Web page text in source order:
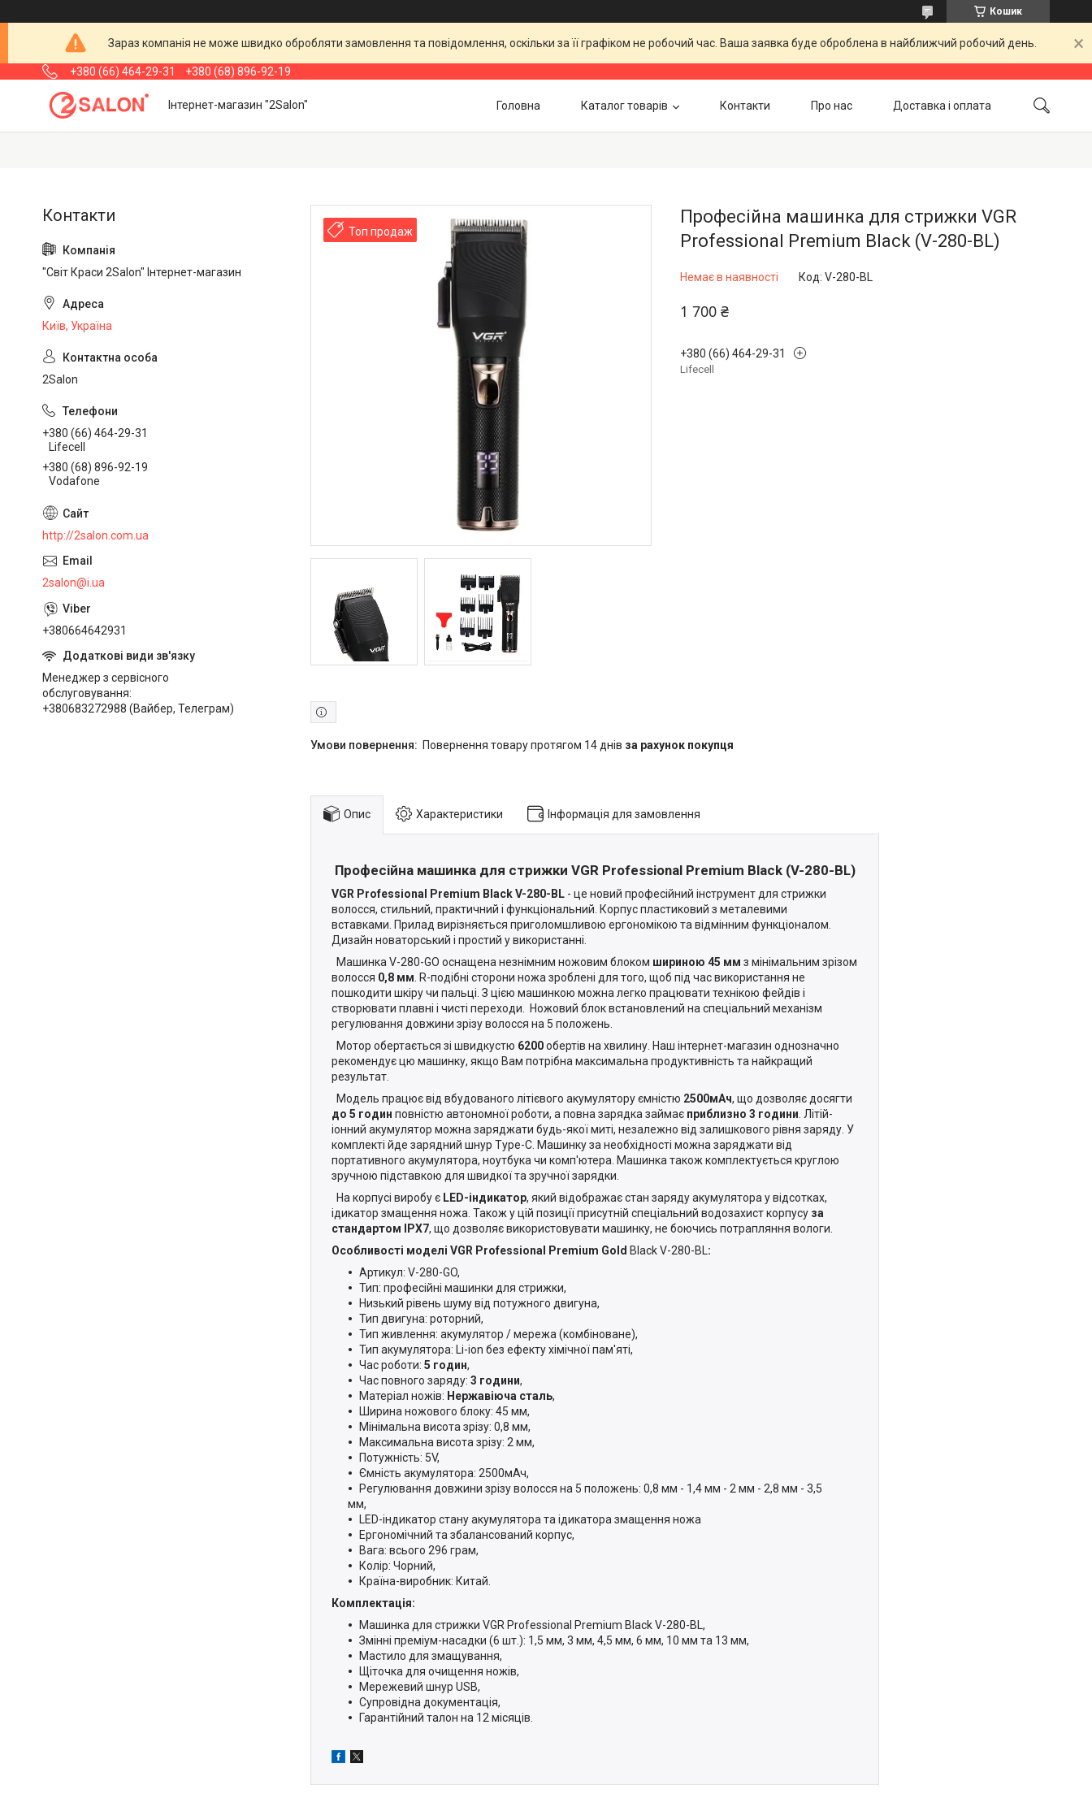
Кошик
Зараз компанія не може швидко обробляти замовлення та повідомлення, оскільки за її графіком не робочий час. Ваша заявка буде оброблена в найближчий робочий день.
+380 (66) 464-29-31 +380 (68) 896-92-19
Інтернет-магазин "2Salon" Головна Каталог товарів Контакти Про нас Доставка і оплата
Топ продаж
Професійна машинка для стрижки VGR
Professional Premium Black (V-280-BL)
Немає в наявності Код: V-280-BL
1 700 ₴
+380 (66) 464-29-31
Lifecell
повернення товару протягом 14 днів за рахунок покупця
Опис Характеристики Інформація для замовлення
Професійна машинка для стрижки VGR Professional Premium Black (V-280-BL)
VGR Professional Premium Black V-280-BL - це новий професійний інструмент для стрижки
волосся, стильний, практичний і функціональний. Корпус пластиковий з металевими
вставками. Прилад вирізняється приголомшливою ергономікою та відмінним функціоналом.
Дизайн новаторський і простий у використанні.
Машинка V-280-GO оснащена незнімним ножовим блоком шириною 45 мм з мінімальним зрізом
волосся 0,8 мм . R-подібні сторони ножа зроблені для того, щоб під час використання не
пошкодити шкіру чи пальці. З цією машинкою можна легко працювати технікою фейдів і
створювати плавні і чисті переходи. Ножовий блок встановлений на спеціальний механізм
регулювання довжини зрізу волосся на 5 положень.
Мотор обертається зі швидкустю 6200обертів на хвилину. Наш інтернет-магазин однозначно
рекомендує цю машинку, якщо Вам потрібна максимальна продуктивність та найкращий
результат.
Модель працює від вбудованого літієвого акумулятору ємністю 2500мАч, що дозволяє досягти
до 5 годин повністю автономної роботи, а повна зарядка займає приблизно 3 години . Літій-
іонний акумулятор можна заряджати будь-якої миті, незалежно від залишкового рівня заряду. У
комплекті йде зарядний шнур Type-C. Машинку за необхідності можна заряджати від
портативного акумулятора, ноутбука чи комп'ютера. Машинка також комплектується круглою
зручною підставкою для швидкої та зручної зарядки.
На корпусі виробу є LED-індикатор, який відображає стан заряду акумулятора у відсотках,
ідикатор змащення ножа. Також у цій позиції присутній спеціальний водозахист корпусу за
стандартом IPX7, що дозволяє використовувати машинку, не боючись потрапляння вологи.
Особливості моделі VGR Professional Premium Gold Black V-280-BL:
Артикул: V-280-GO,
Тип: професійні машинки для стрижки,
Низький рівень шуму від потужного двигуна,
Тип двигуна: роторний,
Тип живлення: акумулятор / мережа (комбіноване),
Тип акумулятора: Li-ion без ефекту хімічної пам'яті,
Час роботи: 5 годин,
Час повного заряду: 3 години,
Матеріал ножів: Нержавіюча сталь,
Ширина ножового блоку: 45 мм,
Мінімальна висота зрізу: 0,8 мм,
Максимальна висота зрізу: 2 мм,
Потужність: 5V,
Ємність акумулятора: 2500мАч,
Регулювання довжини зрізу волосся на 5 положень: 0,8 мм - 1,4 мм - 2 мм - 2,8 мм - 3,5
мм,
LED-індикатор стану акумулятора та ідикатора змащення ножа
Ергономічний та збалансований корпус,
Вага: всього 296 грам,
Колір: Чорний,
Країна-виробник: Китай.
Комплектація:
Машинка для стрижки VGR Professional Premium Black V-280-BL,
Змінні преміум-насадки (6 шт.): 1,5 мм, 3 мм, 4,5 мм, 6 мм, 10 мм та 13 мм,
Мастило для змащування,
Щіточка для очищення ножів,
Мережевий шнур USB,
Супровідна документація,
Гарантійний талон на 12 місяців.
"Світ Краси 2Salon" Інтернет-магазин
Київ, Україна
2Salon
+380 (66) 464-29-31
Lifecell
+380 (68) 896-92-19
Vodafone
http://2salon.com.ua
2salon@i.ua
+380664642931
Менеджер з сервісного
обслуговування
+380683272988 (Вайбер, Телеграм)